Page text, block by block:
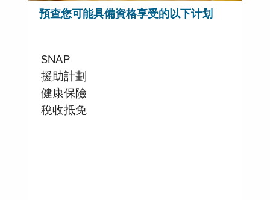
預查您可能具備資格享受的以下计划
SNAP
援助計劃
健康保險
稅收抵免